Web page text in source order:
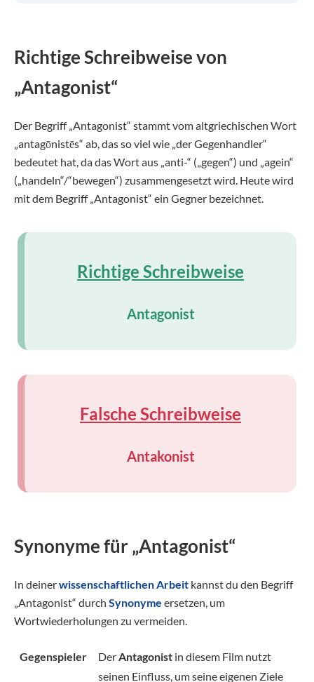
Richtige Schreibweise von
„Antagonist“
Der Begriff „Antagonist“ stammt vom altgriechischen Wort
„antagōnistēs“ ab, das so viel wie „der Gegenhandler“
bedeutet hat, da das Wort aus „anti-“ („gegen“) und „agein“
(„handeln“/“bewegen“) zusammengesetzt wird. Heute wird
mit dem Begriff „Antagonist“ ein Gegner bezeichnet.
Richtige Schreibweise
Antagonist
Falsche Schreibweise
Antakonist
Synonyme für „Antagonist“
In deinerwissenschaftlichen Arbeit kannst du den Begriff
„Antagonist“ durch Synonyme ersetzen, um
Wortwiederholungen zu vermeiden.
Gegenspieler DerAntagonist in diesem Film nutzt
seinen Einfluss, um seine eigenen Ziele